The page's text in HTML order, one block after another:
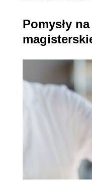
Pomysły